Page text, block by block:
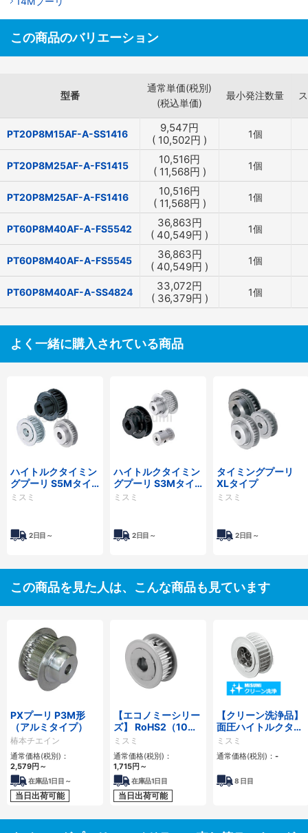
この商品のバリエーション
型番
通常単価(税別)
(税込単価)
最小発注数量
PT20P8M15AF-A-SS1416 9,547円
( 10,502円 ) 1個
PT20P8M25AF-A-FS1415 10,516円
( 11,568円 ) 1個
PT20P8M25AF-A-FS1416 10,516円
( 11,568円 ) 1個
PT60P8M40AF-A-FS5542 36,863円
( 40,549円 ) 1個
PT60P8M40AF-A-FS5545 36,863円
( 40,549円 ) 1個
PT60P8M40AF-A-SS4824 33,072円
( 36,379円 ) 1個
よく一緒に購入されている商品
ハイトルクタイミン
グプーリ S5Mタイ
プ
ミスミ
2日目～
ハイトルクタイミン
グプーリ S3Mタイ
プ
ミスミ
2日目～
タイミングプーリ
XLタイプ
ミスミ
2日目～
この商品を見た人は、こんな商品も見ています
PXプーリ P3M形
（アルミタイプ）
椿本チエイン
通常価格(税別)：
2,579円 ～
在庫品1日目～
当日出荷可能
【エコノミーシリー
ズ】 RoHS2（10物
質）対応 タイミング
プーリ S8Mタイプ
ミスミ
通常価格(税別)：
1,715円 ～
在庫品1日目
当日出荷可能
【クリーン洗浄品】
面圧ハイトルクタイ
ミングプーリ S3Ｍ
タイプ-メカロック
スタンダード組込
ミスミ
通常価格(税別)： -
8 日目